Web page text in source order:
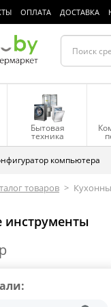
ОПЛАТА ДОСТАВКА
Бытовая
техника
компьютера
товаров >
инструменты